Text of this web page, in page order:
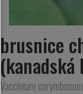
brusnice
(kanadská
Vaccinium